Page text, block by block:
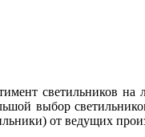
светильников на
выбор
от ведущих